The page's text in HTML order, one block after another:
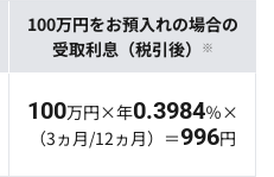
100万円をお預入れの場合の
受取利息（税引後）
※
100万円×年0.3984％×
（3ヵ月/12ヵ月）＝996円